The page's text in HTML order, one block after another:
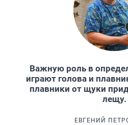
Важную роль в
играют голова и
плавники от щуки
лещу.
ЕВГЕНИЙ